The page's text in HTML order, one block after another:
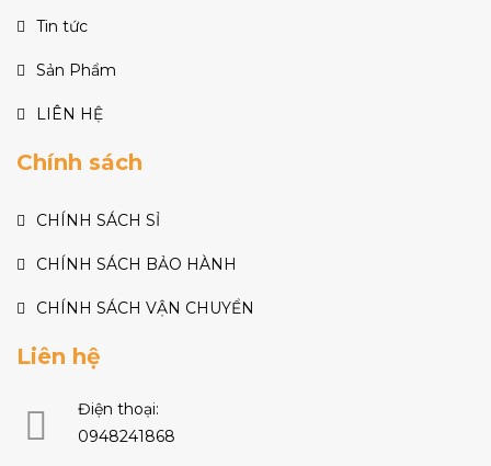
Tin tức
Sản Phẩm
LIÊN HỆ
Chính sách
CHÍNH SÁCH SỈ
CHÍNH SÁCH BẢO HÀNH
CHÍNH SÁCH VẬN CHUYỂN
Liên hệ
Điện thoại:
0948241868